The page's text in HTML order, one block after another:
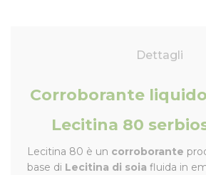
Dettagli
Corroborante
Lecitina 80
Lecitina 80 è un corroborante
base di Lecitina di soia fluida in